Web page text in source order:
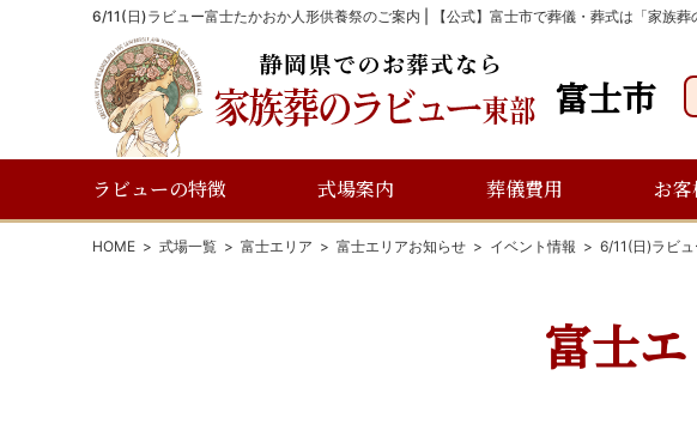
6/11(日)ラビュー富士たかおか人形供養祭のご案内 | 【公式】富士市で葬儀・葬式は「家族葬
富士市
ラビューの特徴 式場案内 葬儀費用 お客
HOME 式場一覧 富士エリア 富士エリアお知らせ イベント情報 6/11(日)ラビ
富士